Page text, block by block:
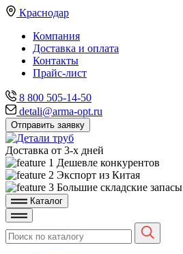
Краснодар
Компания
Доставка и оплата
Контакты
Прайс-лист
8 800 505-14-50
detali@arma-opt.ru
Отправить заявку
Доставка от 3-х дней
Дешевле конкурентов
Экспорт из Китая
Большие складские запасы
Каталог